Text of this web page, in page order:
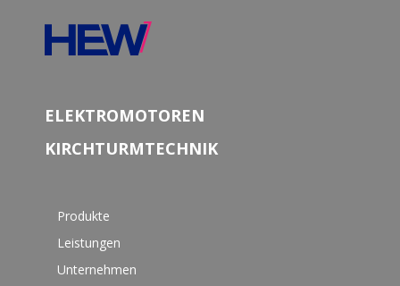
ELEKTROMOTOREN
KIRCHTURMTECHNIK
Produkte
Leistungen
Unternehmen